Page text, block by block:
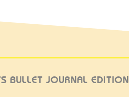
BULLET JOURNAL EDITION